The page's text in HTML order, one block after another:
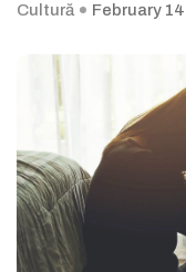
Cultură
February 14